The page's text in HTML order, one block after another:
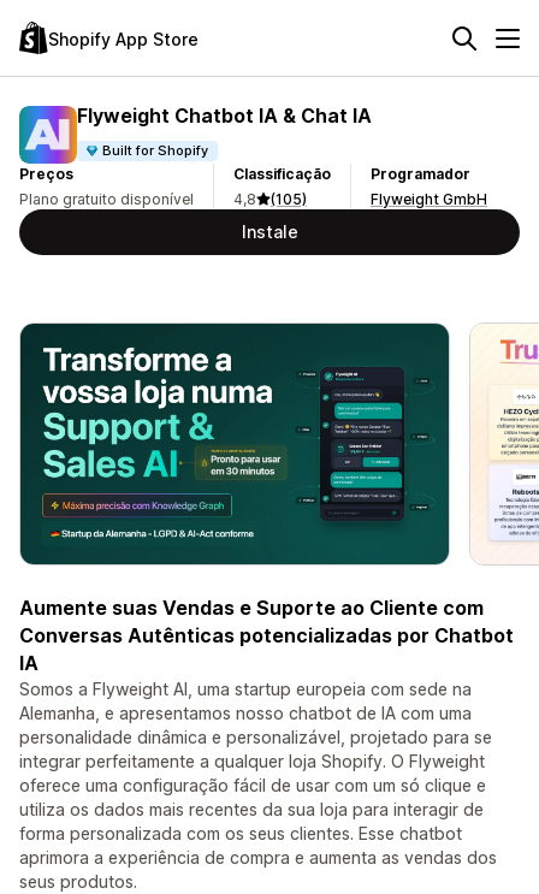
Shopify App Store
Flyweight Chatbot IA & Chat IA
Built for Shopify
Preços
Plano gratuito disponível
Classificação
4,8
(105)
Programador
Flyweight GmbH
Instale
Aumente suas Vendas e Suporte ao Cliente com
Conversas Autênticas potencializadas por Chatbot
IA
Somos a Flyweight AI, uma startup europeia com sede na
Alemanha, e apresentamos nosso chatbot de IA com uma
personalidade dinâmica e personalizável, projetado para se
integrar perfeitamente a qualquer loja Shopify. O Flyweight
oferece uma configuração fácil de usar com um só clique e
utiliza os dados mais recentes da sua loja para interagir de
forma personalizada com os seus clientes. Esse chatbot
aprimora a experiência de compra e aumenta as vendas dos
seus produtos.